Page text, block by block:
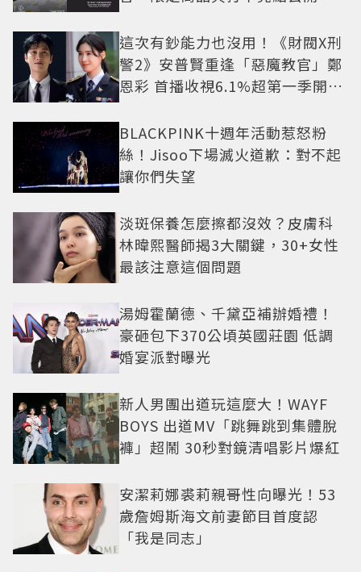
這次有鈔能力也沒用！《財閥X刑
警2》安普賢重逢「惡魔教官」鄭
恩彩 首播收視6.1%超第一季開紅
BLACKPINK十週年活動惹怒粉
絲！Jisoo下場滅火道歉：對不起
讓你們失望
淡斑保養怎麼擦都沒效？皮膚科
林暐熙醫師揭3大關鍵，30+女性
最該注意這個問題
湯姆霍蘭德、千黛亞補辦婚禮！
豪砸包下370公頃英國莊園 低調
婚宴派對曝光
新人男團出道玩這麼大！WAYF
BOYS 出道MV「跳舞跳到集體脫
褲」超鬧 30秒對鏡清唱影片爆紅
安潔莉娜裘莉親哥性向曝光！53
歲詹姆斯海文前妻節目首度認
「我是同志」